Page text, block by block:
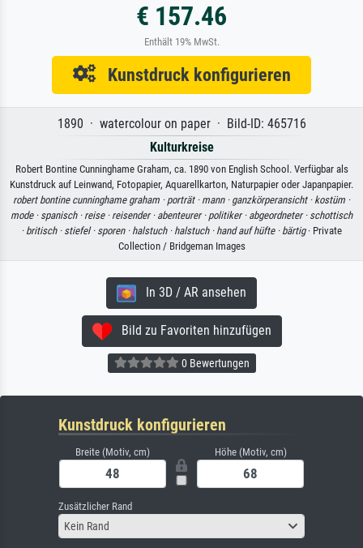
€ 157.46
Enthält 19% MwSt.
Kunstdruck konfigurieren
1890 · watercolour on paper · Bild-ID: 465716
Kulturkreise
Robert Bontine Cunninghame Graham, ca. 1890 von English School. Verfügbar als
Kunstdruck auf Leinwand, Fotopapier, Aquarellkarton, Naturpapier oder Japanpapier.
robert bontine cunninghame graham · porträt · mann · ganzkörperansicht · kostüm ·
mode · spanisch · reise · reisender · abenteurer · politiker · abgeordneter · schottisch
· britisch · stiefel · sporen · halstuch · halstuch · hand auf hüfte · bärtig· Private
Collection / Bridgeman Images
In 3D / AR ansehen
Bild zu Favoriten hinzufügen
0 Bewertungen
Kunstdruck konfigurieren
Breite (Motiv, cm) Höhe (Motiv, cm)
Zusätzlicher Rand
Kein Rand